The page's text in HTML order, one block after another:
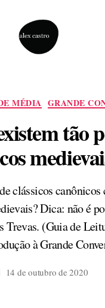
Categorias
MÉDIA GRANDE
tão
clássicos
Dica: não é
Trevas. (Guia de
à Grande
14 de outubro de 2020